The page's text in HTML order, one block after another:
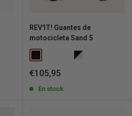
REV'IT! Guantes de
motocicleta Sand 5
Precio
venta
€105,95
En stock